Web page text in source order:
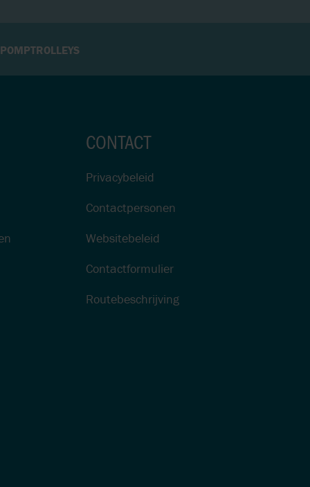
CONTACT
Privacybeleid
Contactpersonen
Websitebeleid
Contactformulier
Routebeschrijving